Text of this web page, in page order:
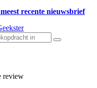
recente nieuwsbrief